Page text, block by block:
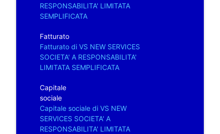
RESPONSABILITA' LIMITATA
SEMPLIFICATA
Fatturato
Fatturato di VS NEW SERVICES
SOCIETA' A RESPONSABILITA'
LIMITATA SEMPLIFICATA
Capitale
sociale
Capitale sociale di VS NEW
SERVICES SOCIETA' A
RESPONSABILITA' LIMITATA